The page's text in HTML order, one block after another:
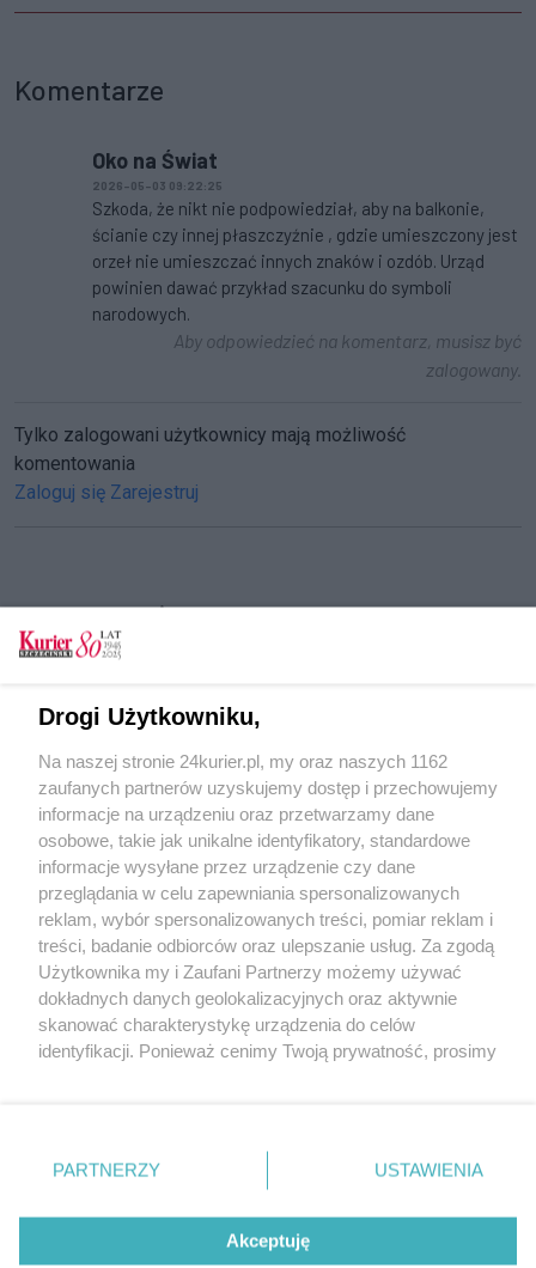
Komentarze
Oko na Świat
2026-05-03 09:22:25
Szkoda, że nikt nie podpowiedział, aby na balkonie,
ścianie czy innej płaszczyźnie , gdzie umieszczony jest
orzeł nie umieszczać innych znaków i ozdób. Urząd
powinien dawać przykład szacunku do symboli
narodowych.
Aby odpowiedzieć na komentarz, musisz być
zalogowany.
Tylko zalogowani użytkownicy mają możliwość
komentowania
Zaloguj się Zarejestruj
CZYTAJ TAKŻE
Biało-czerwone Międzywodzie
Przed nami majowe uroczystości. Żywa flaga,
koncerty, coś dla rowerzystów
Warto się wybrać. 100-metrowa flaga w
Międzywodziu
POGODA
24℃
Zobacz prognozę na 3 dni
Copyright © 2022 Kurier Szczeciński sp. z o.o.
Wszelkie prawa zastrzeżone
Nota wydawnicza
Nota prawna
Polityka prywatności
Reklama
Drogi Użytkowniku,
Na naszej stronie 24kurier.pl, my oraz naszych 1162
zaufanych partnerów uzyskujemy dostęp i przechowujemy
informacje na urządzeniu oraz przetwarzamy dane
osobowe, takie jak unikalne identyfikatory, standardowe
informacje wysyłane przez urządzenie czy dane
przeglądania w celu zapewniania spersonalizowanych
reklam, wybór spersonalizowanych treści, pomiar reklam i
treści, badanie odbiorców oraz ulepszanie usług. Za zgodą
Użytkownika my i Zaufani Partnerzy możemy używać
dokładnych danych geolokalizacyjnych oraz aktywnie
skanować charakterystykę urządzenia do celów
identyfikacji. Ponieważ cenimy Twoją prywatność, prosimy
prywatności znajdujący się w lewym dolnym rogu strony
. Niektóre rodzaje przetwarzania danych nie wymagają
takiemu przetwarzaniu. Preferencje będą miały
zastosowania tylko na tej witrynie.
PARTNERZY USTAWIENIA
Akceptuję